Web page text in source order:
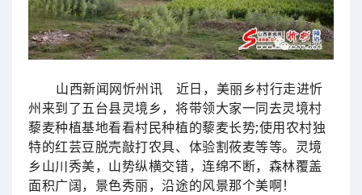
山西新闻网忻州讯 近日，美丽乡村行走进忻
州来到了五台县灵境乡，将带领大家一同去灵境村
藜麦种植基地看看村民种植的藜麦长势;使用农村独
特的红芸豆脱壳敲打农具、体验割莜麦等等。灵境
乡山川秀美，山势纵横交错，连绵不断，森林覆盖
面积广阔，景色秀丽，沿途的风景那个美啊！